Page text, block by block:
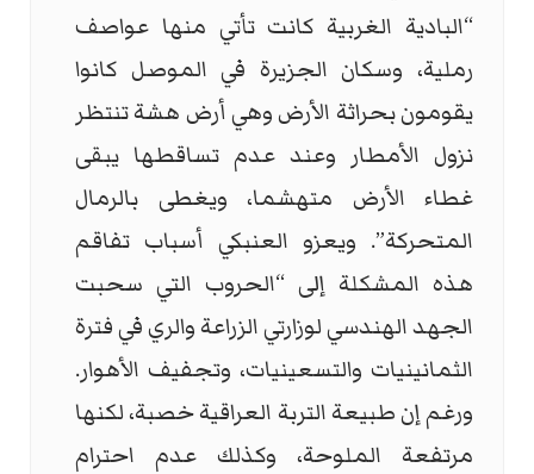
“البادية الغربية كانت تأتي منها عواصف
رملية، وسكان الجزيرة في الموصل كانوا
يقومون بحراثة الأرض وهي أرض هشة تنتظر
نزول الأمطار وعند عدم تساقطها يبقى
غطاء الأرض متهشما، ويغطى بالرمال
المتحركة”. ويعزو العنبكي أسباب تفاقم
هذه المشكلة إلى “الحروب التي سحبت
الجهد الهندسي لوزارتي الزراعة والري في فترة
الثمانينيات والتسعينيات، وتجفيف الأهوار.
ورغم إن طبيعة التربة العراقية خصبة، لكنها
مرتفعة الملوحة، وكذلك عدم احترام